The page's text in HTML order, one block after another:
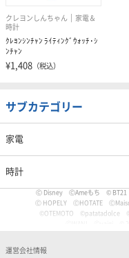
クレヨンしんちゃん
家電＆
時計
ｸﾚﾖﾝｼﾝﾁｬﾝ ﾗｲﾃｨﾝｸﾞｳｫｯﾁ･ｼ
ﾝﾁｬﾝ
¥1,408 （税込）
サブカテゴリー
家電
時計
Ⓒ Disney ⒸAmeもち © BT21
Ⓒ HOPELY
ⒸHOTATE
©OTEMOTO
©patatadolce
運営会社情報